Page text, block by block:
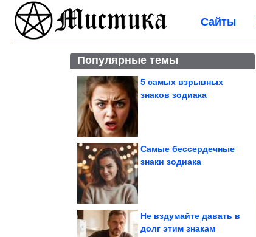
Сайты
Популярные темы
5 самых взрывных
знаков зодиака
Самые бессердечные
знаки зодиака
Не вздумайте давать в
долг этим знакам